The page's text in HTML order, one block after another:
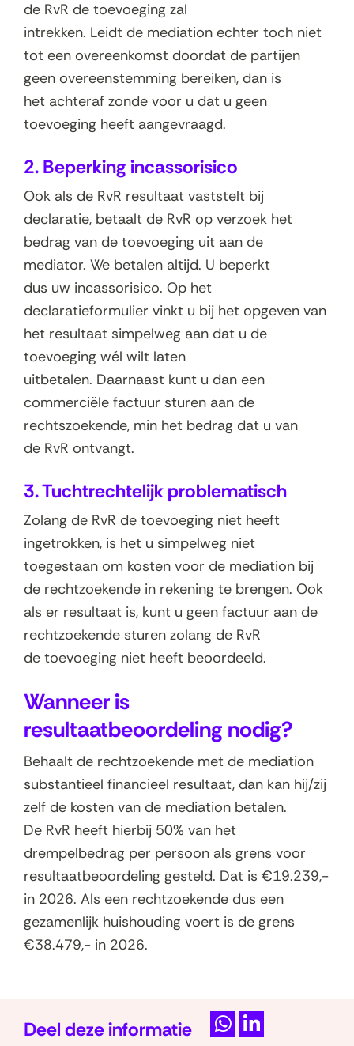
de RvR de toevoeging zal
intrekken. Leidt de mediation echter toch niet
tot een overeenkomst doordat de partijen
geen overeenstemming bereiken, dan is
het achteraf zonde voor u dat u geen
toevoeging heeft aangevraagd.
2. Beperking incassorisico
Ook als de RvR resultaat vaststelt bij
declaratie, betaalt de RvR op verzoek het
bedrag van de toevoeging uit aan de
mediator. We betalen altijd. U beperkt
dus uw incassorisico. Op het
declaratieformulier vinkt u bij het opgeven van
het resultaat simpelweg aan dat u de
toevoeging wél wilt laten
uitbetalen. Daarnaast kunt u dan een
commerciële factuur sturen aan de
rechtszoekende, min het bedrag dat u van
de RvR ontvangt.
3. Tuchtrechtelijk problematisch
Zolang de RvR de toevoeging niet heeft
ingetrokken, is het u simpelweg niet
toegestaan om kosten voor de mediation bij
de rechtzoekende in rekening te brengen. Ook
als er resultaat is, kunt u geen factuur aan de
rechtzoekende sturen zolang de RvR
de toevoeging niet heeft beoordeeld.
Wanneer is
resultaatbeoordeling nodig?
Behaalt de rechtzoekende met de mediation
substantieel financieel resultaat, dan kan hij/zij
zelf de kosten van de mediation betalen.
De RvR heeft hierbij 50% van het
drempelbedrag per persoon als grens voor
resultaatbeoordeling gesteld. Dat is €19.239,-
in 2026. Als een rechtzoekende dus een
gezamenlijk huishouding voert is de grens
€38.479,- in 2026.
Deel deze informatie